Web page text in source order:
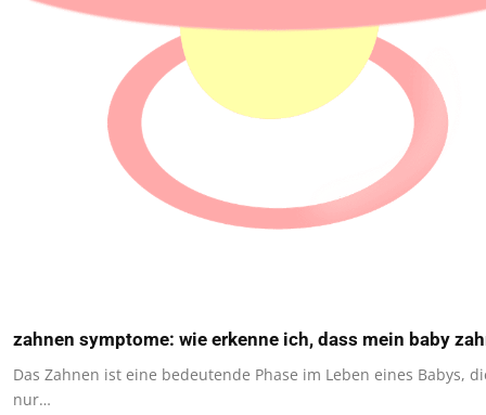
zahnen symptome: wie erkenne ich, dass mein baby
Das Zahnen ist eine bedeutende Phase im Leben eines Babys,
nur…